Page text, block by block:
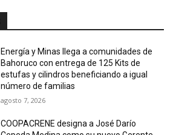
Energía y Minas llega a comunidades de
Bahoruco con entrega de 125 Kits de
estufas y cilindros beneficiando a igual
número de familias
agosto 7, 2026
COOPACRENE designa a José Darío